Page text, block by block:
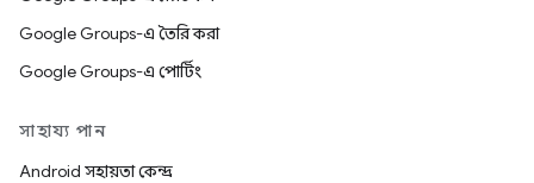
Google Groups-এ তৈরি করা
Google Groups-এ পোর্টিং
সাহায্য পান
Android সহায়তা কেন্দ্র